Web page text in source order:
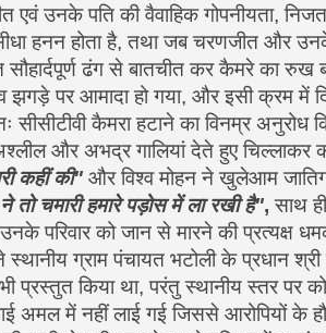
एवं उनके पति की वैवाहिक गोपनीयता,
हनन होता है, तथा जब चरणजीत और
ढंग से बातचीत कर कैमरे का रुख
व झगड़े पर आमादा हो गया, और इसी क्रम में
सीसीटीवी कैमरा हटाने का विनम्र अनुरोध
और अभद्र गालियां देते हुए चिल्लाकर
कहीं की" और विश्व मोहन ने खुलेआम
तो चमारी हमारे पड़ोस में ला रखी है",साथ
परिवार को जान से मारने की प्रत्यक्ष
ग्राम पंचायत भटोली के प्रधान
प्रस्तुत किया था, परंतु स्थानीय स्तर पर
अमल में नहीं लाई गई जिससे आरोपियों